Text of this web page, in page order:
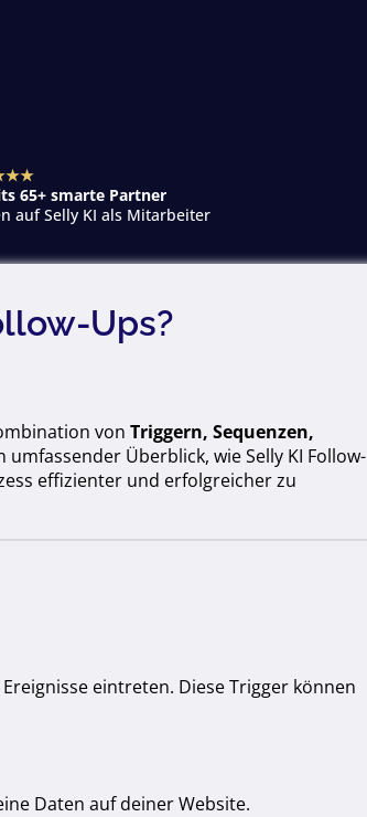
65+ smarte Partner
auf Selly KI als Mitarbeiter
Ups?
von Triggern, Sequenzen,
umfassender Überblick, wie Selly KI Follow-
effizienter und erfolgreicher zu
eintreten. Diese Trigger können
Daten auf deiner Website.